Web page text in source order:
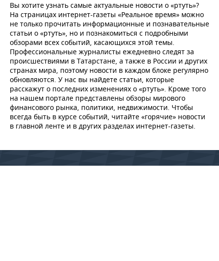
Вы хотите узнать самые актуальные новости о «ртуть»?
На страницах интернет-газеты «Реальное время» можно
не только прочитать информационные и познавательные
статьи о «ртуть», но и познакомиться с подробными
обзорами всех событий, касающихся этой темы.
Профессиональные журналисты ежедневно следят за
происшествиями в Татарстане, а также в России и других
странах мира, поэтому новости в каждом блоке регулярно
обновляются. У нас вы найдете статьи, которые
расскажут о последних изменениях о «ртуть». Кроме того
на нашем портале представлены обзоры мирового
финансового рынка, политики, недвижимости. Чтобы
всегда быть в курсе событий, читайте «горячие» новости
в главной ленте и в других разделах интернет-газеты.